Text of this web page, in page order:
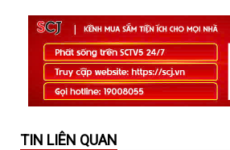
TIN LIÊN QUAN